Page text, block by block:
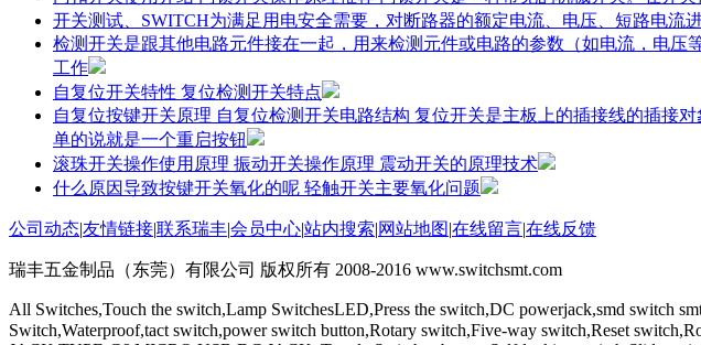
开关测试、SWITCH为满足用电安全需要，对断路器的额定电流、电压、短路电流
检测开关是跟其他电路元件接在一起，用来检测元件或电路的参数（如电流，电
工作
自复位开关特性 复位检测开关特点
自复位按键开关原理 自复位检测开关电路结构 复位开关是主板上的插接线的插接
单的说就是一个重启按钮
滚珠开关操作使用原理 振动开关操作原理 震动开关的原理技术
什么原因导致按键开关氧化的呢 轻触开关主要氧化问题
公司动态|友情链接|联系瑞丰|会员中心|站内搜索|网站地图|在线留言|在线反馈
瑞丰五金制品（东莞）有限公司 版权所有 2008-2016 www.switchsmt.com
All Switches,Touch the switch,Lamp SwitchesLED,Press the switch,DC powerjack,smd switch
Switch,Waterproof,tact switch,power switch button,Rotary switch,Five-way switch,Reset